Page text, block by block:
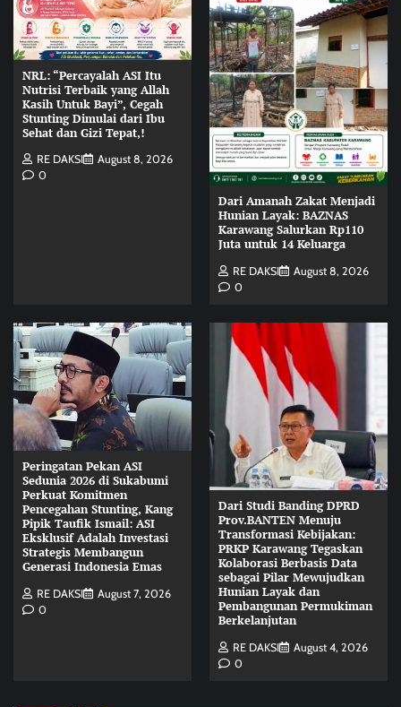
NRL: “Percayalah ASI Itu
Nutrisi Terbaik yang Allah
Kasih Untuk Bayi”, Cegah
Stunting Dimulai dari Ibu
Sehat dan Gizi Tepat,!
RE DAKSI
August 8, 2026
0
Dari Amanah Zakat Menjadi
Hunian Layak: BAZNAS
Karawang Salurkan Rp110
Juta untuk 14 Keluarga
RE DAKSI
August 8, 2026
0
Peringatan Pekan ASI
Sedunia 2026 di Sukabumi
Perkuat Komitmen
Pencegahan Stunting, Kang
Pipik Taufik Ismail: ASI
Eksklusif Adalah Investasi
Strategis Membangun
Generasi Indonesia Emas
RE DAKSI
August 7, 2026
0
Dari Studi Banding DPRD
Prov.BANTEN Menuju
Transformasi Kebijakan:
PRKP Karawang Tegaskan
Kolaborasi Berbasis Data
sebagai Pilar Mewujudkan
Hunian Layak dan
Pembangunan Permukiman
Berkelanjutan
RE DAKSI
August 4, 2026
0